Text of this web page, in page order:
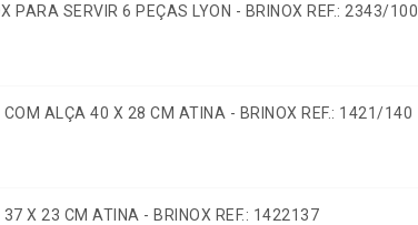
PARA SERVIR 6 PEÇAS LYON - BRINOX REF.: 2343/100
COM ALÇA 40 X 28 CM ATINA - BRINOX REF.: 1421/140
X 23 CM ATINA - BRINOX REF.: 1422137